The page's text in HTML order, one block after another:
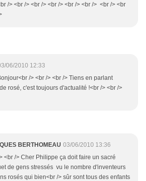
/> <br /> <br /> <br /> <br /> <br /> <br /> <br
06/2010 12:33
/> <br /> <br /> Tiens en parlant
rosé, c'est toujours d'actualité !<br /> <br />
BERTHOMEAU 03/06/2010 13:36
<br /> Cher Philippe ça doit faire un sacré
de gens stressés vu le nombre d'inventeurs
rosés qui bien<br /> sûr sont tous des enfants